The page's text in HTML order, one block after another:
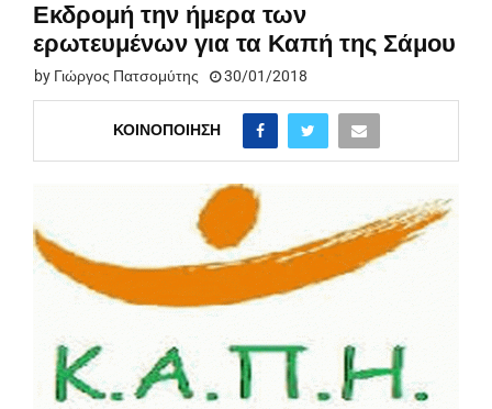
Εκδρομή την ήμερα των
ερωτευμένων για τα Καπή της Σάμου
by Γιώργος Πατσομύτης 30/01/2018
ΚΟΙΝΟΠΟΊΗΣΗ